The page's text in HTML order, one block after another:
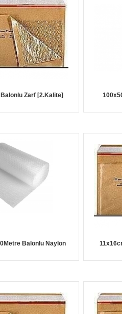
Zarf [2.Kalite]
Balonlu Naylon